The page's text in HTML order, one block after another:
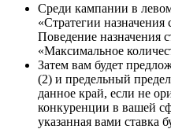
Среди кампании в
«Стратегии
Поведение назначения
«Максимальное
Затем вам будет
(2) и предельный
данное край, если не
конкуренции в вашей
указанная вами ставка